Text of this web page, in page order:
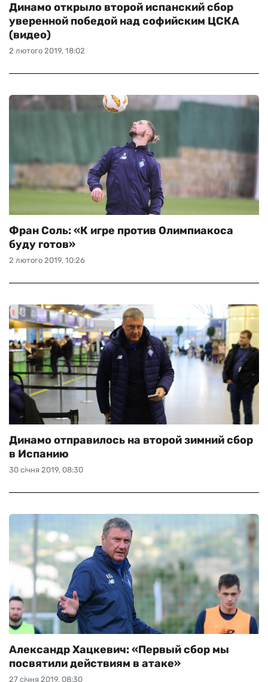
2 лютого 2019, 18:02
Динамо открыло второй испанский сбор
уверенной победой над софийским ЦСКА
(видео)
2 лютого 2019, 10:26
Фран Соль: «К игре против Олимпиакоса
буду готов»
30 січня 2019, 08:30
Динамо отправилось на второй зимний сбор
в Испанию
27 січня 2019, 08:30
Александр Хацкевич: «Первый сбор мы
посвятили действиям в атаке»